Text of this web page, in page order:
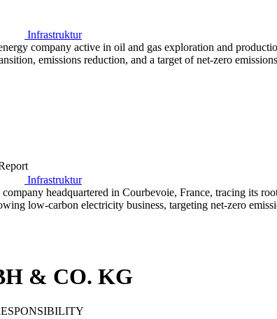
Infrastruktur
company active in oil and gas exploration and
emissions reduction, and a target of net-zero
Infrastruktur
headquartered in Courbevoie, France, tracing its
low-carbon electricity business, targeting net-zero
& CO. KG